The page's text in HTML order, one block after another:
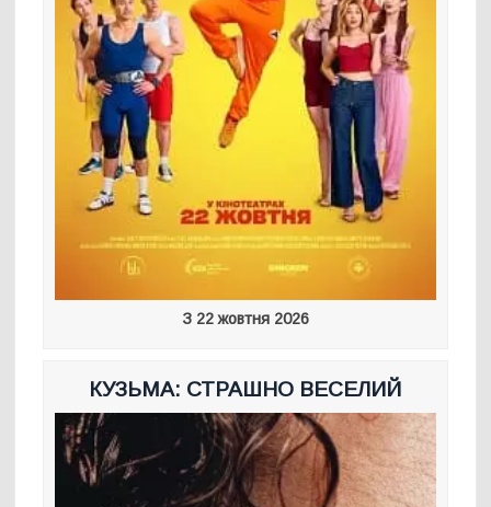
З 22 жовтня 2026
КУЗЬМА: СТРАШНО ВЕСЕЛИЙ